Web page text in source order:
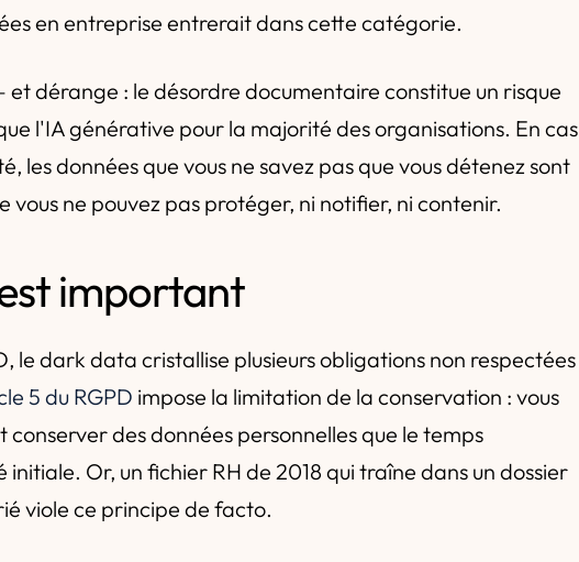
en entreprise entrerait dans cette catégorie.
dérange : le désordre documentaire constitue un risque
l'IA générative pour la majorité des organisations. En cas
les données que vous ne savez pas que vous détenez sont
vous ne pouvez pas protéger, ni notifier, ni contenir.
important
le dark data cristallise plusieurs obligations non respectées
5 du RGPD impose la limitation de la conservation : vous
conserver des données personnelles que le temps
initiale. Or, un fichier RH de 2018 qui traîne dans un dossier
viole ce principe de facto.